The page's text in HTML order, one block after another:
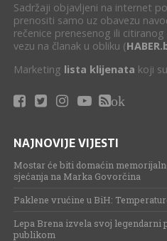
Sadržaji objavljeni na internet
prenositi samo uz obavezu
rečenice prenesenog ili
vezu na članak u obliku (
Marketing lista klijenata koji
ok
NAJNOVIJE VIJESTI
Mostar će biti domaćin
sjećanja na Marka Govorčina
Paklene vrućine u BiH:
Lepa Brena izvela svoj legendarni
publikom